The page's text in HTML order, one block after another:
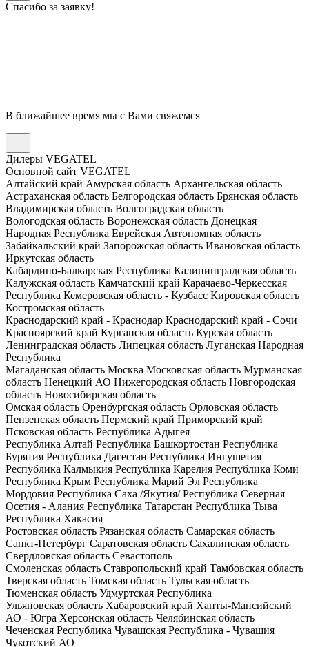
Спасибо за заявку!
В ближайшее время мы с Вами свяжемся
Дилеры VEGATEL
Основной сайт VEGATEL
Алтайский край Амурская область Архангельская область
Астраханская область Белгородская область Брянская область
Владимирская область Волгоградская область
Вологодская область Воронежская область Донецкая
Народная Республика Еврейская Автономная область
Забайкальский край Запорожская область Ивановская область
Иркутская область
Кабардино-Балкарская Республика Калининградская область
Калужская область Камчатский край Карачаево-Черкесская
Республика Кемеровская область - Кузбасс Кировская область
Костромская область
Краснодарский край - Краснодар Краснодарский край - Сочи
Красноярский край Курганская область Курская область
Ленинградская область Липецкая область Луганская Народная
Республика
Магаданская область Москва Московская область Мурманская
область Ненецкий АО Нижегородская область Новгородская
область Новосибирская область
Омская область Оренбургская область Орловская область
Пензенская область Пермский край Приморский край
Псковская область Республика Адыгея
Республика Алтай Республика Башкортостан Республика
Бурятия Республика Дагестан Республика Ингушетия
Республика Калмыкия Республика Карелия Республика Коми
Республика Крым Республика Марий Эл Республика
Мордовия Республика Саха /Якутия/Республика Северная
Осетия - Алания Республика Татарстан Республика Тыва
Республика Хакасия
Ростовская область Рязанская область Самарская область
Санкт-Петербург Саратовская область Сахалинская область
Свердловская область Севастополь
Смоленская область Ставропольский край Тамбовская область
Тверская область Томская область Тульская область
Тюменская область Удмуртская Республика
Ульяновская область Хабаровский край Ханты-Мансийский
АО - Югра Херсонская область Челябинская область
Чеченская Республика Чувашская Республика - Чувашия
Чукотский АО